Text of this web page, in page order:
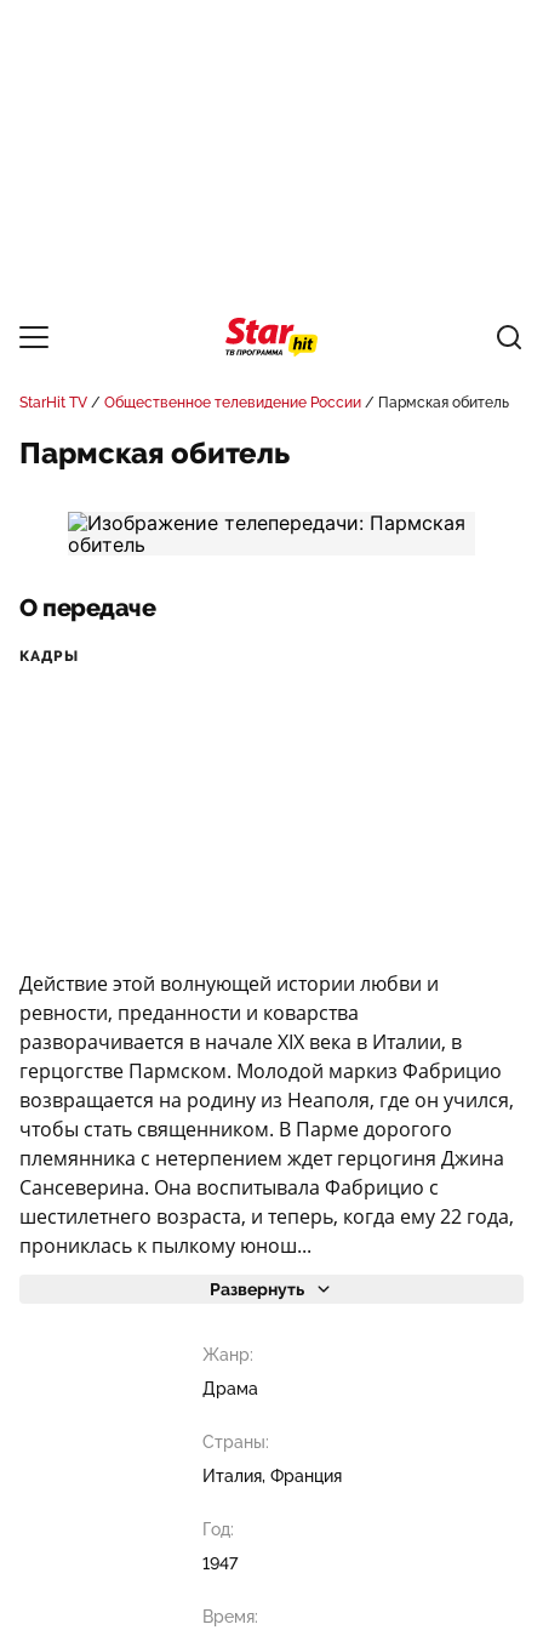
StarHit TV Общественное телевидение России Пармская обитель
Пармская обитель
О передаче
КАДРЫ
Действие этой волнующей истории любви и
ревности, преданности и коварства
разворачивается в начале XIX века в Италии, в
герцогстве Пармском. Молодой маркиз Фабрицио
возвращается на родину из Неаполя, где он учился,
чтобы стать священником. В Парме дорогого
племянника с нетерпением ждет герцогиня Джина
Сансеверина. Она воспитывала Фабрицио с
шестилетнего возраста, и теперь, когда ему 22 года,
прониклась к пылкому юнош...
Развернуть
Жанр:
Драма
Страны:
Италия, Франция
Год:
1947
Время: